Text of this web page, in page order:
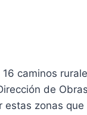
caminos
de
estas zonas que